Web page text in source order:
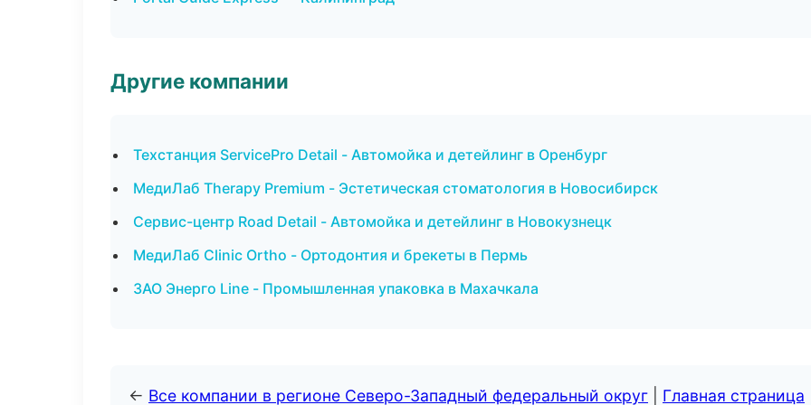
Другие компании
Техстанция ServicePro Detail - Автомойка и детейлинг в Оренбург
МедиЛаб Therapy Premium - Эстетическая стоматология в Новосибирск
Сервис-центр Road Detail - Автомойка и детейлинг в Новокузнецк
МедиЛаб Clinic Ortho - Ортодонтия и брекеты в Пермь
ЗАО Энерго Line - Промышленная упаковка в Махачкала
← Все компании в регионе Северо-Западный федеральный округ Главная страница